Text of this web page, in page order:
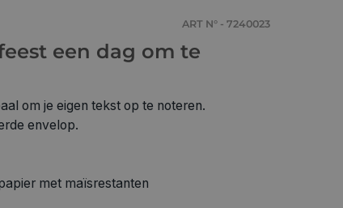
ART N° - 7240023
een dag om te
om je eigen tekst op te noteren.
envelop.
met maïsrestanten